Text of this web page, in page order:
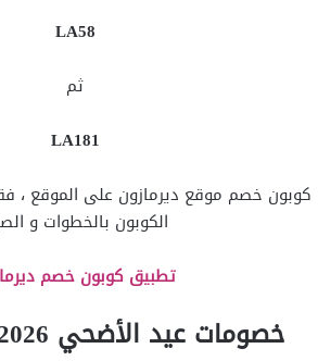
LA58
ثم
LA181
خصم موقع ديرمازون على الموقع ،
الكوبون بالخطوات و
تطبيق كوبون خصم
خصومات عيد الأضحي 2026 Dermazone